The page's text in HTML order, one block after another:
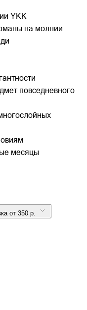
YKK
на молнии
повседневного
месяцы
от 350 р.